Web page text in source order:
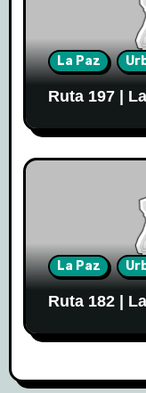
La Paz
Ruta 197 |
La Paz
Ruta 182 |